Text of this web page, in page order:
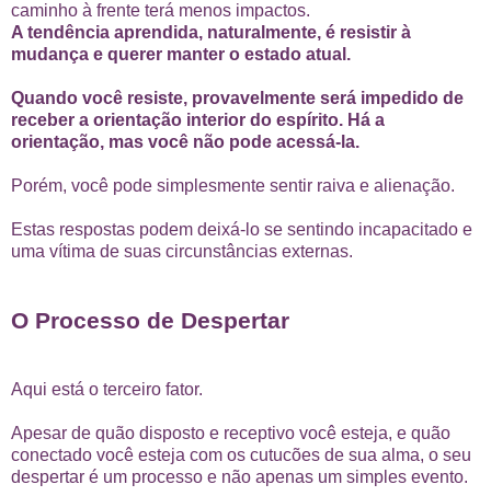
caminho à frente terá menos impactos.
A tendência aprendida, naturalmente, é resistir à
mudança e querer manter o estado atual.
Quando você resiste, provavelmente será impedido de
receber a orientação interior do espírito. Há a
orientação, mas você não pode acessá-la.
Porém, você pode simplesmente sentir raiva e alienação.
Estas respostas podem deixá-lo se sentindo incapacitado e
uma vítima de suas circunstâncias externas.
O Processo de Despertar
Aqui está o terceiro fator.
Apesar de quão disposto e receptivo você esteja, e quão
conectado você esteja com os cutucões de sua alma, o seu
despertar é um processo e não apenas um simples evento.